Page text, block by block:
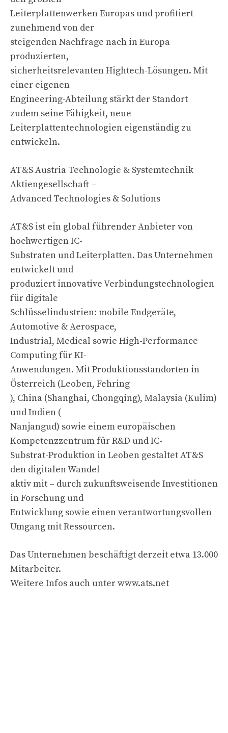
Leiterplattenwerken Europas und profitiert
zunehmend von der
steigenden Nachfrage nach in Europa
produzierten,
sicherheitsrelevanten Hightech-Lösungen. Mit
einer eigenen
Engineering-Abteilung stärkt der Standort
zudem seine Fähigkeit, neue
Leiterplattentechnologien eigenständig zu
entwickeln.
AT&S Austria Technologie & Systemtechnik
Aktiengesellschaft –
Advanced Technologies & Solutions
AT&S ist ein global führender Anbieter von
hochwertigen IC-
Substraten und Leiterplatten. Das Unternehmen
entwickelt und
produziert innovative Verbindungstechnologien
für digitale
Schlüsselindustrien: mobile Endgeräte,
Automotive & Aerospace,
Industrial, Medical sowie High-Performance
Computing für KI-
Anwendungen. Mit Produktionsstandorten in
Österreich (Leoben, Fehring
), China (Shanghai, Chongqing), Malaysia (Kulim)
und Indien (
Nanjangud) sowie einem europäischen
Kompetenzzentrum für R&D und IC-
Substrat-Produktion in Leoben gestaltet AT&S
den digitalen Wandel
aktiv mit – durch zukunftsweisende Investitionen
in Forschung und
Entwicklung sowie einen verantwortungsvollen
Umgang mit Ressourcen.
Das Unternehmen beschäftigt derzeit etwa 13.000
Mitarbeiter.
Weitere Infos auch unter www.ats.net